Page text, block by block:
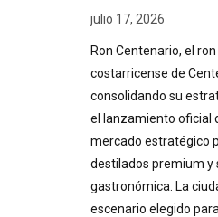
julio 17, 2026
Ron Centenario, el
costarricense de
consolidando su
el lanzamiento oficial
mercado estratégico
destilados premium y
gastronómica. La
escenario elegido